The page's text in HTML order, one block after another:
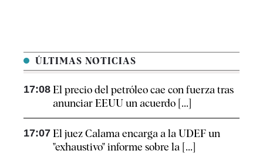
ÚLTIMAS NOTICIAS
17:08 El precio del petróleo cae con fuerza tras
anunciar EEUU un acuerdo [...]
17:07 El juez Calama encarga a la UDEF un
"exhaustivo" informe sobre la [...]